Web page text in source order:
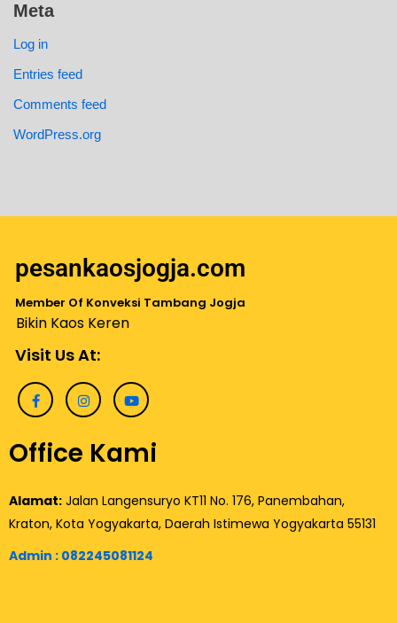
Meta
Log in
Entries feed
Comments feed
WordPress.org
pesankaosjogja.com
Member Of Konveksi Tambang Jogja
Bikin Kaos Keren
Visit Us At:
Office Kami
Alamat: Jalan Langensuryo KT11 No. 176, Panembahan,
Kraton, Kota Yogyakarta, Daerah Istimewa Yogyakarta 55131
Admin : 082245081124